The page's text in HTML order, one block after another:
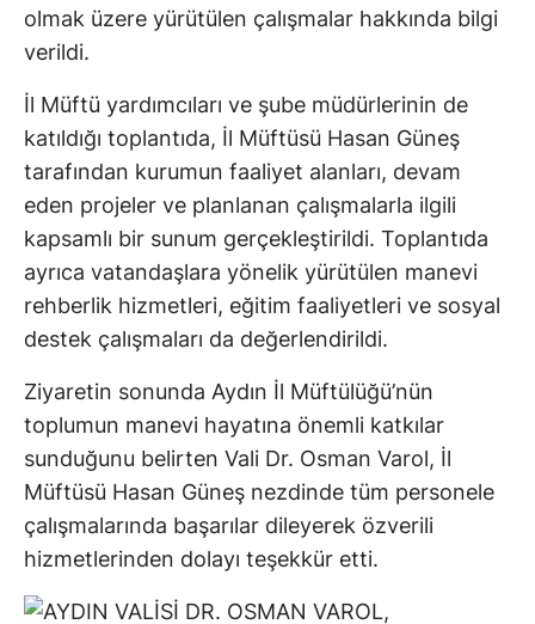
olmak üzere yürütülen çalışmalar hakkında bilgi
verildi.
İl Müftü yardımcıları ve şube müdürlerinin de
katıldığı toplantıda, İl Müftüsü Hasan Güneş
tarafından kurumun faaliyet alanları, devam
eden projeler ve planlanan çalışmalarla ilgili
kapsamlı bir sunum gerçekleştirildi. Toplantıda
ayrıca vatandaşlara yönelik yürütülen manevi
rehberlik hizmetleri, eğitim faaliyetleri ve sosyal
destek çalışmaları da değerlendirildi.
Ziyaretin sonunda Aydın İl Müftülüğü’nün
toplumun manevi hayatına önemli katkılar
sunduğunu belirten Vali Dr. Osman Varol, İl
Müftüsü Hasan Güneş nezdinde tüm personele
çalışmalarında başarılar dileyerek özverili
hizmetlerinden dolayı teşekkür etti.